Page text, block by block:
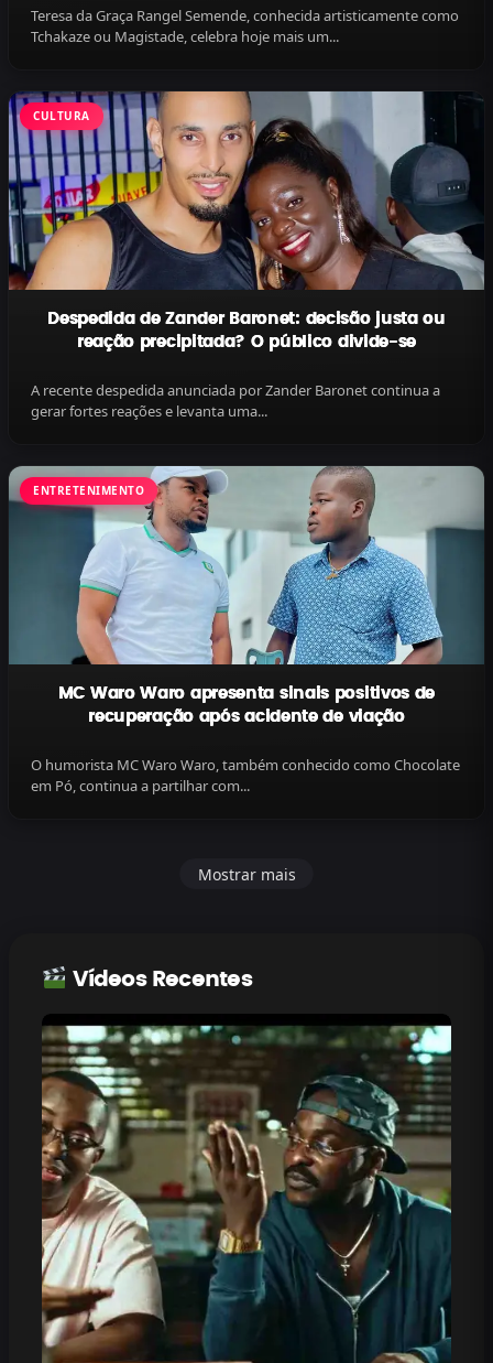
Teresa da Graça Rangel Semende, conhecida artisticamente como
Tchakaze ou Magistade, celebra hoje mais um...
CULTURA
Despedida de Zander Baronet: decisão justa ou
reação precipitada? O público divide-se
A recente despedida anunciada por Zander Baronet continua a
gerar fortes reações e levanta uma...
ENTRETENIMENTO
MC Waro Waro apresenta sinais positivos de
recuperação após acidente de viação
O humorista MC Waro Waro, também conhecido como Chocolate
em Pó, continua a partilhar com...
Mostrar mais
Vídeos Recentes